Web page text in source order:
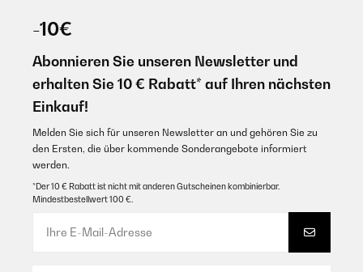
-10€
Abonnieren Sie unseren Newsletter und
erhalten Sie 10 € Rabatt* auf Ihren nächsten
Einkauf!
Melden Sie sich für unseren Newsletter an und gehören Sie zu
den Ersten, die über kommende Sonderangebote informiert
werden.
*Der 10 € Rabatt ist nicht mit anderen Gutscheinen kombinierbar.
Mindestbestellwert 100 €.